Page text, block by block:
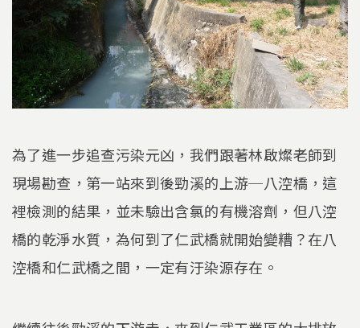
為了進一步追查污染元凶，我們跟著林啟燦老師到
現場勘查，第一站來到後勁溪的上游─八涳橋，這
裡檢測的結果，並未驗出含氯的有機溶劑，但八涳
橋的乾淨水質，為何到了仁武橋就開始變糟？在八
涳橋和仁武橋之間，一定有汙染源存在。